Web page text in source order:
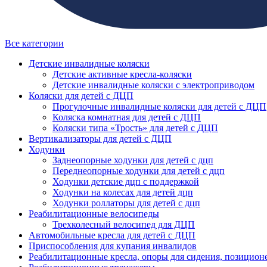
Все категории
Детские инвалидные коляски
Детские активные кресла-коляски
Детские инвалидные коляски с электроприводом
Коляски для детей с ДЦП
Прогулочные инвалидные коляски для детей с ДЦП
Коляска комнатная для детей с ДЦП
Коляски типа «Трость» для детей с ДЦП
Вертикализаторы для детей с ДЦП
Ходунки
Заднеопорные ходунки для детей с дцп
Переднеопорные ходунки для детей с дцп
Ходунки детские дцп с поддержкой
Ходунки на колесах для детей дцп
Ходунки роллаторы для детей с дцп
Реабилитационные велосипеды
Трехколесный велосипед для ДЦП
Автомобильные кресла для детей с ДЦП
Приспособления для купания инвалидов
Реабилитационные кресла, опоры для сидения,